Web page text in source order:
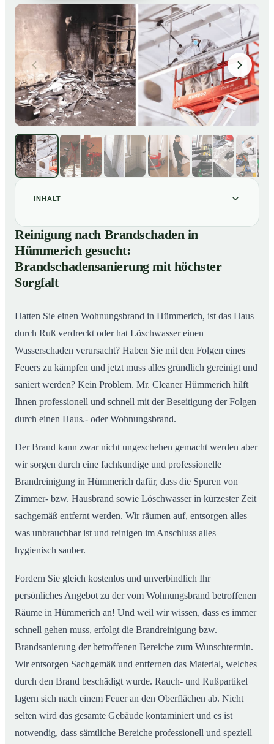
INHALT
01Reinigung nach Brandschaden in Hümmerich gesucht:
Brandschadensanierung mit höchster Sorgfalt
Brandreinigung in Hümmerich – Profis im Einsatz
Reinigung nach Brandschaden in
Hümmerich gesucht:
Brandschadensanierung mit höchster
Sorgfalt
Hatten Sie einen Wohnungsbrand in Hümmerich, ist das Haus
durch Ruß verdreckt oder hat Löschwasser einen
Wasserschaden verursacht? Haben Sie mit den Folgen eines
Feuers zu kämpfen und jetzt muss alles gründlich gereinigt und
saniert werden? Kein Problem. Mr. Cleaner Hümmerich hilft
Ihnen professionell und schnell mit der Beseitigung der Folgen
durch einen Haus.- oder Wohnungsbrand.
Der Brand kann zwar nicht ungeschehen gemacht werden aber
wir sorgen durch eine fachkundige und professionelle
Brandreinigung in Hümmerich dafür, dass die Spuren von
Zimmer- bzw. Hausbrand sowie Löschwasser in kürzester Zeit
sachgemäß entfernt werden. Wir räumen auf, entsorgen alles
was unbrauchbar ist und reinigen im Anschluss alles
hygienisch sauber.
Fordern Sie gleich kostenlos und unverbindlich Ihr
persönliches Angebot zu der vom Wohnungsbrand betroffenen
Räume in Hümmerich an! Und weil wir wissen, dass es immer
schnell gehen muss, erfolgt die Brandreinigung bzw.
Brandsanierung der betroffenen Bereiche zum Wunschtermin.
Wir entsorgen Sachgemäß und entfernen das Material, welches
durch den Brand beschädigt wurde. Rauch- und Rußpartikel
lagern sich nach einem Feuer an den Oberflächen ab. Nicht
selten wird das gesamte Gebäude kontaminiert und es ist
notwendig, dass sämtliche Bereiche professionell und speziell